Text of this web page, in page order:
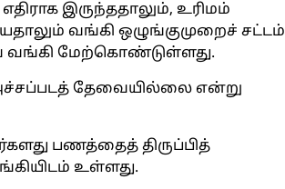
இருந்ததாலும், உரிமம்
வங்கி ஒழுங்குமுறைச் சட்டம்
வங்கி மேற்கொண்டுள்ளது.
தேவையில்லை என்று
பணத்தைத் திருப்பித்
உள்ளது.